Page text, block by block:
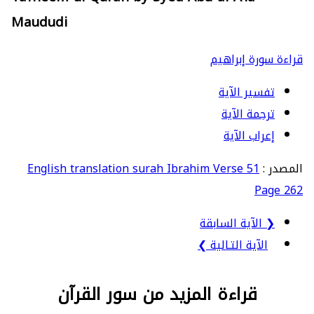
Maududi
قراءة سورة إبراهيم
تفسير الآية
ترجمة الآية
إعراب الآية
المصدر :English translation surah Ibrahim Verse 51
Page 262
❮ الآية السابقة
الآية التـالية ❯
قراءة المزيد من سور القرآن